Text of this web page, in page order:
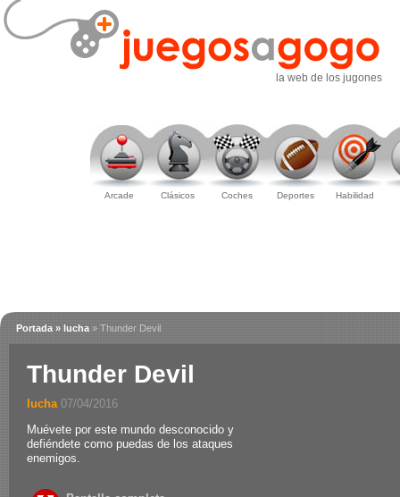
la web de los jugones
Arcade Clásicos Coches Deportes Habilidad
Portada » lucha » Thunder Devil
Thunder Devil
lucha. 07/04/2016
Muévete por este mundo desconocido y
defiéndete como puedas de los ataques
enemigos.